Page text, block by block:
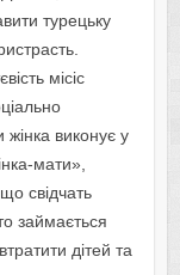
турецьку
місіс
виконує у
мати»,
свідчать
займається
дітей та